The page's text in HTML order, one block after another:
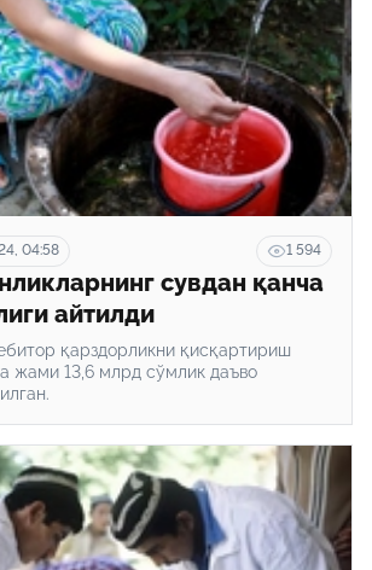
04:58 1 594
сувдан қанча
айтилди
қарздорликни қисқартириш
жами 13,6 млрд сўмлик даъво